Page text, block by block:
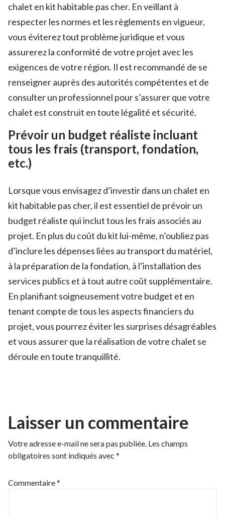
chalet en kit habitable pas cher. En veillant à
respecter les normes et les règlements en vigueur,
vous éviterez tout problème juridique et vous
assurerez la conformité de votre projet avec les
exigences de votre région. Il est recommandé de se
renseigner auprès des autorités compétentes et de
consulter un professionnel pour s’assurer que votre
chalet est construit en toute légalité et sécurité.
Prévoir un budget réaliste incluant
tous les frais (transport, fondation,
etc.)
Lorsque vous envisagez d’investir dans un chalet en
kit habitable pas cher, il est essentiel de prévoir un
budget réaliste qui inclut tous les frais associés au
projet. En plus du coût du kit lui-même, n’oubliez pas
d’inclure les dépenses liées au transport du matériel,
à la préparation de la fondation, à l’installation des
services publics et à tout autre coût supplémentaire.
En planifiant soigneusement votre budget et en
tenant compte de tous les aspects financiers du
projet, vous pourrez éviter les surprises désagréables
et vous assurer que la réalisation de votre chalet se
déroule en toute tranquillité.
Laisser un commentaire
Votre adresse e-mail ne sera pas publiée. Les champs
obligatoires sont indiqués avec *
Commentaire*